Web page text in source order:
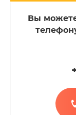
Вы